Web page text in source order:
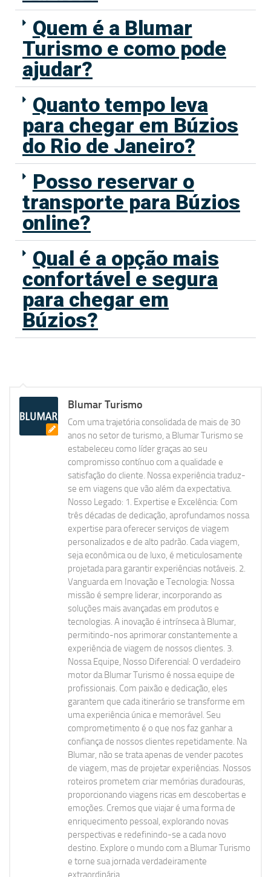
Quem é a Blumar
Turismo e como pode
ajudar?
Quanto tempo leva
para chegar em Búzios
do Rio de Janeiro?
Posso reservar o
transporte para Búzios
online?
Qual é a opção mais
confortável e segura
para chegar em
Búzios?
Blumar Turismo
Com uma trajetória consolidada de mais de 30
anos no setor de turismo, a Blumar Turismo se
estabeleceu como líder graças ao seu
compromisso contínuo com a qualidade e
satisfação do cliente. Nossa experiência traduz-
se em viagens que vão além da expectativa.
Nosso Legado: 1. Expertise e Excelência: Com
três décadas de dedicação, aprofundamos nossa
expertise para oferecer serviços de viagem
personalizados e de alto padrão. Cada viagem,
seja econômica ou de luxo, é meticulosamente
projetada para garantir experiências notáveis. 2.
Vanguarda em Inovação e Tecnologia: Nossa
missão é sempre liderar, incorporando as
soluções mais avançadas em produtos e
tecnologias. A inovação é intrínseca à Blumar,
permitindo-nos aprimorar constantemente a
experiência de viagem de nossos clientes. 3.
Nossa Equipe, Nosso Diferencial: O verdadeiro
motor da Blumar Turismo é nossa equipe de
profissionais. Com paixão e dedicação, eles
garantem que cada itinerário se transforme em
uma experiência única e memorável. Seu
comprometimento é o que nos faz ganhar a
confiança de nossos clientes repetidamente. Na
Blumar, não se trata apenas de vender pacotes
de viagem, mas de projetar experiências. Nossos
roteiros prometem criar memórias duradouras,
proporcionando viagens ricas em descobertas e
emoções. Cremos que viajar é uma forma de
enriquecimento pessoal, explorando novas
perspectivas e redefinindo-se a cada novo
destino. Explore o mundo com a Blumar Turismo
e torne sua jornada verdadeiramente
extraordinária.